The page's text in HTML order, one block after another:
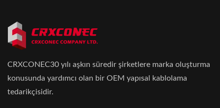
CRXCONEC30 yılı aşkın süredir şirketlere marka oluşturma
konusunda yardımcı olan bir OEM yapısal kablolama
tedarikçisidir.